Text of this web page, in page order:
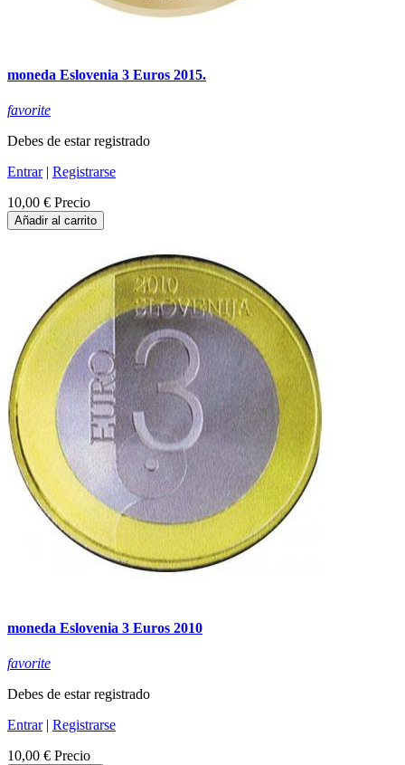
moneda Eslovenia 3 Euros 2015.
favorite
Debes de estar registrado
Entrar| Registrarse
10,00 € Precio
Añadir al carrito
moneda Eslovenia 3 Euros 2010
favorite
Debes de estar registrado
Entrar| Registrarse
10,00 € Precio